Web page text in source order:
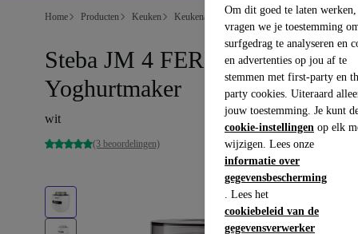
Om dit goed te laten werken,
vragen we je toestemming
surfgedrag te analyseren en
en advertenties op jou af te
stemmen met first-party en
party cookies. Uiteraard
jouw toestemming. Je kunt
cookie-instellingen op elk
wijzigen. Lees onze
informatie over
gegevensbescherming
. Lees het
cookiebeleid van de
gegevensverwerker
Home Producten Keuken Keukenapparaten Koken en bakken
Steba JM 4 FERMENT
Yoghurtmaker
wit
(3 beoordelingen)